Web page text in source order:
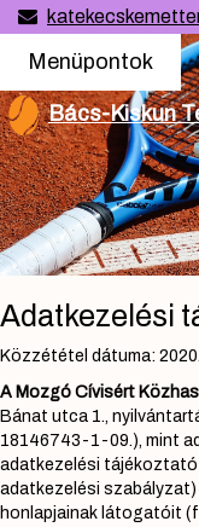
Menüpontok
Menüpontok
Bács-Kiskun
Adatkezelési
Közzététel dátuma:
A Mozgó Cívisért
Bánat utca 1.,
18146743-1-09.), mint
adatkezelési
adatkezelési
honlapjainak látogatóit